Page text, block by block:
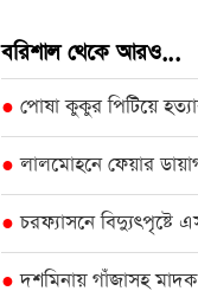
বরিশাল থেকে আরও...
● পোষা কুকুর পিটিয়ে
● লালমোহনে ফেয়ার
● চরফ্যাসনে বিদ্যুৎপৃষ্টে
● দশমিনায় গাঁজাসহ মাদক